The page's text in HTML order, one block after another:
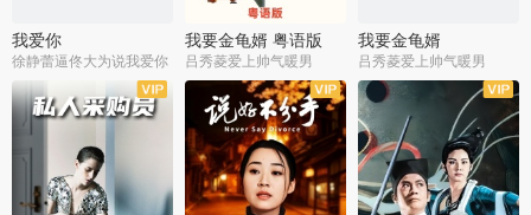
我爱你
徐静蕾逼佟大为说我爱你
我要金龟婿 粤语版
吕秀菱爱上帅气暖男
我要金龟婿
吕秀菱爱上帅气暖男